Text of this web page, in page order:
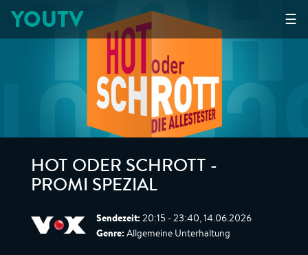
☰
YOUTV
HOT ODER SCHROTT -
PROMI SPEZIAL
Sendezeit: 20:15 - 23:40, 14.06.2026
Genre: Allgemeine Unterhaltung